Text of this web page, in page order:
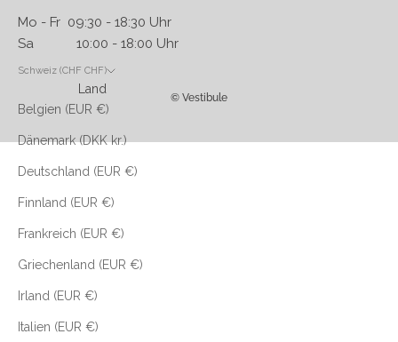
Mo - Fr 09:30 - 18:30 Uhr
Sa 10:00 - 18:00 Uhr
Schweiz (CHF CHF)
Land
Belgien (EUR €)
Dänemark (DKK kr.)
Deutschland (EUR €)
Finnland (EUR €)
Frankreich (EUR €)
Griechenland (EUR €)
Irland (EUR €)
Italien (EUR €)
© Vestibule